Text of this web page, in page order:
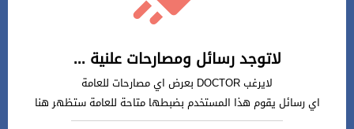
لاتوجد رسائل ومصارحات علنية ...
لايرغب DOCTOR بعرض اي مصارحات للعامة
اي رسائل يقوم هذا المستخدم بضبطها متاحة للعامة ستظهر هنا